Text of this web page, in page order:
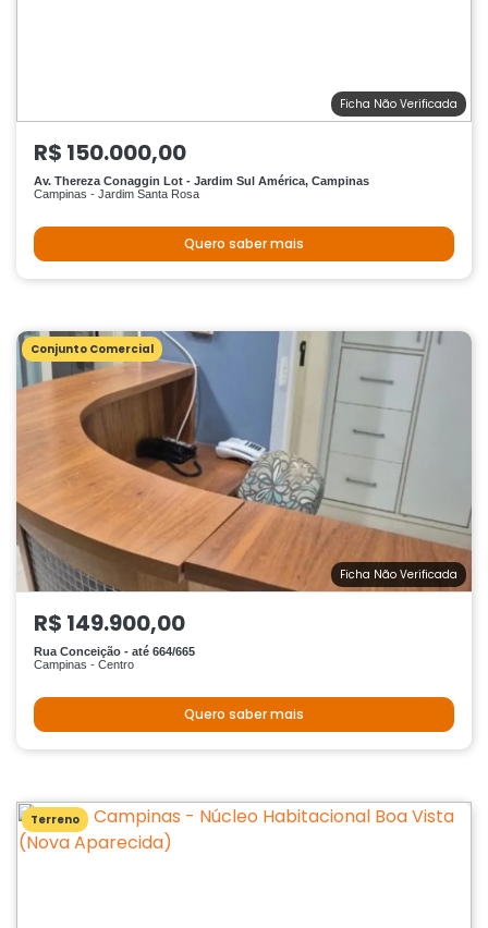
Ficha Não Verificada
R$ 150.000,00
Av. Thereza Conaggin Lot - Jardim Sul América, Campinas
Campinas - Jardim Santa Rosa
Quero saber mais
Conjunto Comercial
Ficha Não Verificada
R$ 149.900,00
Rua Conceição - até 664/665
Campinas - Centro
Quero saber mais
Terreno